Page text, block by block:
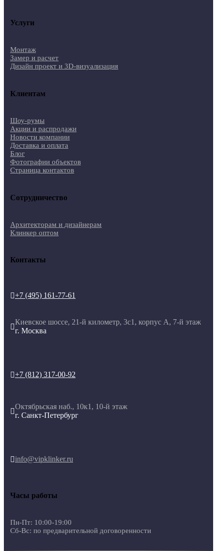
Услуги
Монтаж
Замер и расчет
Дизайн проект и 3D-визуализация
Клиентам
Шоу-румы
Акции и распродажи
Новости компании
Доставка и оплата
Блог
Фотографии объектов
Страница контактов
Сотрудничество
Архитекторам и дизайнерам
Клинкер оптом
Контакты
+7 (495) 161-77-61

Киевское шоссе, 21-й километр, 3с1, корпус А, 7-й этаж
г. Москва
+7 (812) 317-00-92

Октябрьская наб., 10к1, 10-й этаж
г. Санкт-Петербург
info@vipklinker.ru
Часы работы
Пн-Пт: 10:00-19:00
Сб-Вс: по предварительной договоренности